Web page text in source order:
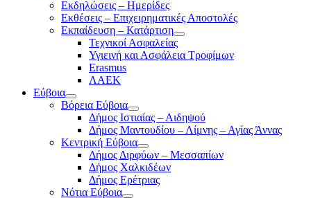
Εκδηλώσεις – Ημερίδες
Εκθέσεις – Επιχειρηματικές Αποστολές
Εκπαίδευση – Κατάρτιση
Τεχνικοί Ασφαλείας
Υγιεινή και Ασφάλεια Τροφίμων
Erasmus
ΛΑΕΚ
Εύβοια
Βόρεια Εύβοια
Δήμος Ιστιαίας – Αιδηψού
Δήμος Μαντουδίου – Λίμνης – Αγίας Άννας
Κεντρική Εύβοια
Δήμος Διρφύων – Μεσσαπίων
Δήμος Χαλκιδέων
Δήμος Ερέτριας
Νότια Εύβοια